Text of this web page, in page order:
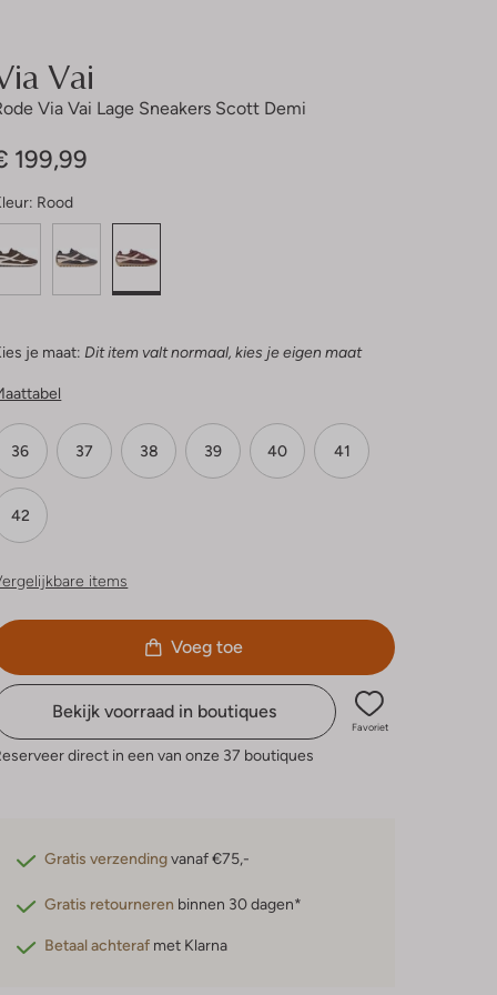
Vai
Via Vai Lage Sneakers Scott Demi
199,99
Rood
je maat: Dit item valt normaal, kies je eigen maat
36 37 38 39 40 41
42
items
Voeg toe
Bekijk voorraad in boutiques
Favoriet
direct in een van onze 37 boutiques
Gratis verzendingvanaf €75,-
Gratis retourneren binnen 30 dagen*
Betaal achteraf met Klarna